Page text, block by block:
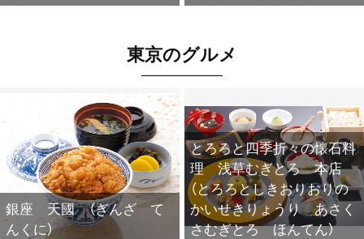
東京のグルメ
銀座 天國 （ぎんざ て
んくに）
とろろと四季折々の懐石料
理 浅草むぎとろ 本店
（とろろとしきおりおりの
かいせきりょうり あさく
さむぎとろ ほんてん）